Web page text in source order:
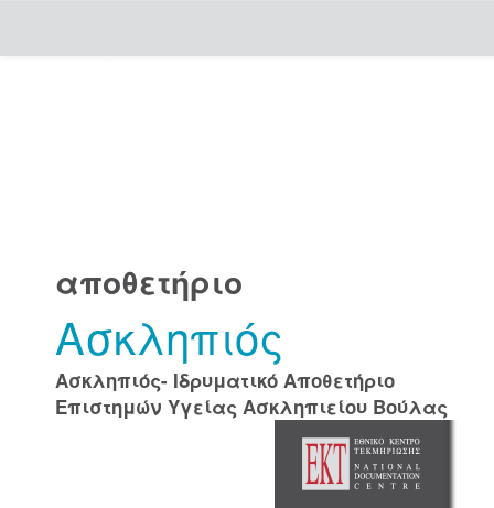
αποθετήριο
Ασκληπιός
Ασκληπιός- Ιδρυματικό Αποθετήριο
Επιστημών Υγείας Ασκληπιείου Βούλας